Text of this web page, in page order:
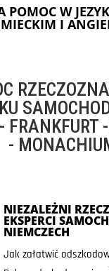
POMOC W
I
FRANKFURT
-
NIEZALEŻNI
EKSPERCI
NIEMCZECH
Jak załatwić